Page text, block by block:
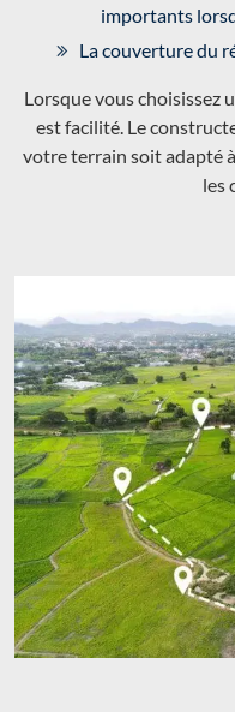
importants
La couverture du
Lorsque vous choisissez
est facilité. Le
votre terrain soit adapté
les